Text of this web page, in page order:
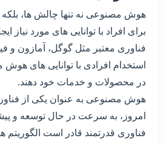
هوش مصنوعی نه تنها چالش ها،
برای افراد با توانایی های مورد
فناوری معتبر مثل گوگل، آمازون و
استخدام افرادی با توانایی های
در محصولات و خدمات خود دهند.
هوش مصنوعی به عنوان یکی از
امروز، به سرعت در حال توسعه و
فناوری قدرتمند قادر است الگوریتم